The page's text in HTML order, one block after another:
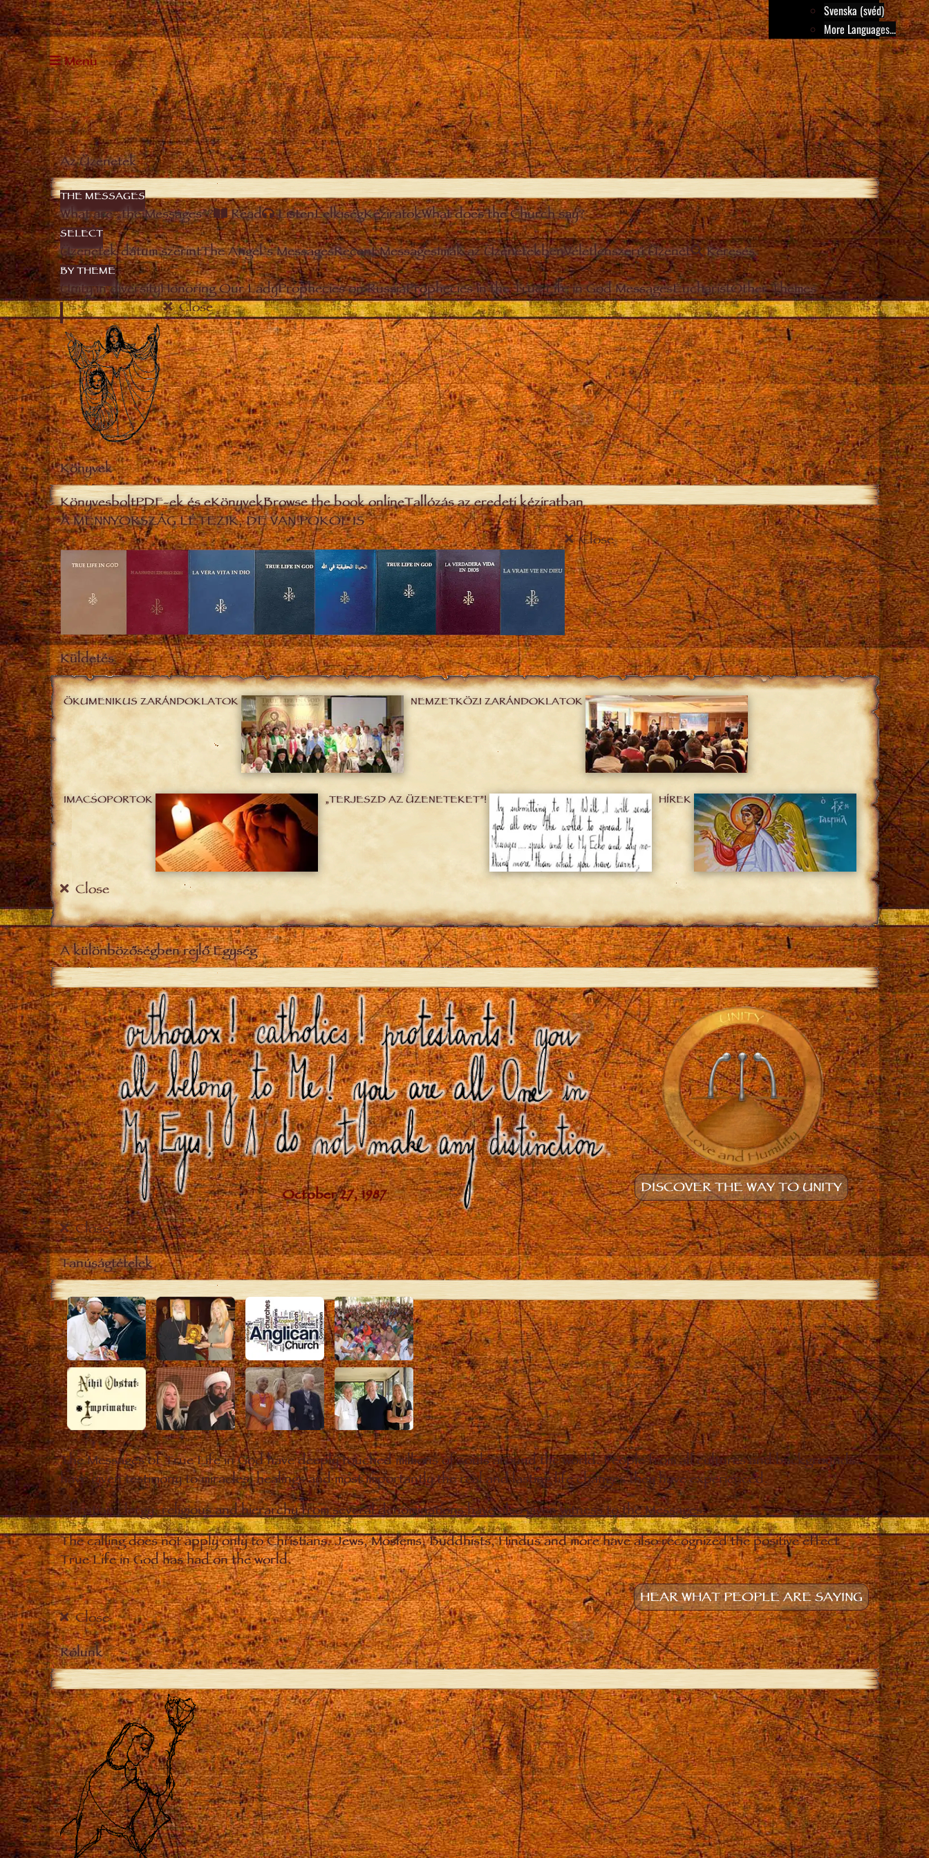
Svenska (svéd)
More Languages...
Menu
Az Üzenetek
THE MESSAGES
What are „the Messages”? Read ListenLelkiségKéziratokWhat does the Church say?
SELECT
Üzenetek dátum szerintThe Angel’s MessagesRecent MessagesImák az ÜzenetekbenVéletlenszerű Üzenet Keresés
BY THEME
Unity in diversityHonoring Our LadyProphecies on RussiaProphecies in the True Life in God MessagesEucharistOther Themes
Close
Könyvek
KönyvesboltPDF-ek és eKönyvekBrowse the book onlineTallózás az eredeti kéziratban
A MENNYORSZÁG LÉTEZIK, DE VAN POKOL IS
Close
Küldetés
ÖKUMENIKUS ZARÁNDOKLATOK NEMZETKÖZI ZARÁNDOKLATOK
IMACSOPORTOK „TERJESZD AZ ÜZENETEKET”! HÍREK
Close
A különbözőségben rejlő Egység
DISCOVER THE WAY TO UNITY
Close
Tanúságtételek
The Messages of True Life in God have deeply touched millions of souls around the world. People from all cultures and backgrounds
have given testimony to miracles, healings and most importantly the real and lasting life changes they have experienced.
Christian clergy, religious and hierarchy from several denominations have also given witness to the Messages.
The calling does not apply only to Christians. Jews, Moslems, Buddhists, Hindus and more have also recognized the positive effect
True Life in God has had on the world.
HEAR WHAT PEOPLE ARE SAYING
Close
Rólunk